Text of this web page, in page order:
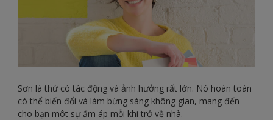
Sơn là thứ có tác động và ảnh hưởng rất lớn. Nó hoàn toàn
có thể biến đổi và làm bừng sáng không gian, mang đến
cho bạn môt sự ấm áp mỗi khi trở về nhà.